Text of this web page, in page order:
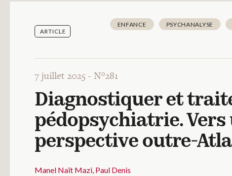
ARTICLE
ENFANCE PSYCHANALYSE
7 juillet 2025 - N°281
Diagnostiquer et
pédopsychiatrie.
perspective outre-
Manel Naït Mazi Paul Denis